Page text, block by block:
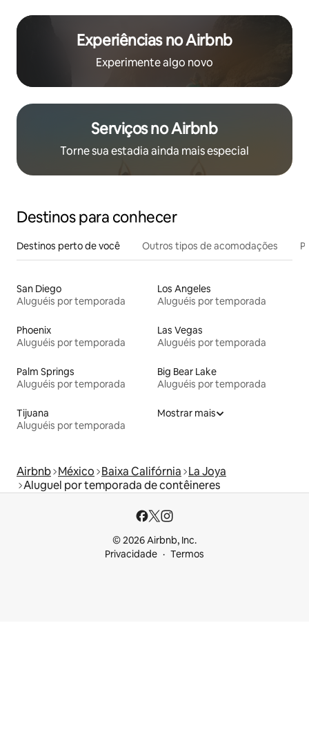
Experiências no Airbnb
Experimente algo novo
Serviços no Airbnb
Torne sua estadia ainda mais especial
Destinos para conhecer
Destinos perto de você Outros tipos de acomodações
San Diego
Aluguéis por temporada
Los Angeles
Aluguéis por temporada
Phoenix
Aluguéis por temporada
Las Vegas
Aluguéis por temporada
Palm Springs
Aluguéis por temporada
Big Bear Lake
Aluguéis por temporada
Tijuana
Aluguéis por temporada
Mostrar mais
Airbnb México Baixa Califórnia La Joya
Aluguel por temporada de contêineres
© 2026 Airbnb, Inc.
Privacidade
Termos